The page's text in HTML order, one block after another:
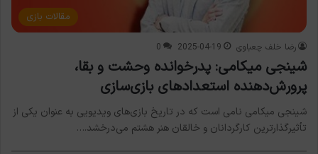
مقالات بازی
رضا خلف چعباوی 2025-04-19
0
شینجی میکامی: پدرخوانده وحشت و بقا،
پرورش‌دهنده استعدادهای بازی‌سازی
شینجی میکامی نامی است که در تاریخ بازی‌های ویدیویی به عنوان یکی از
تأثیرگذارترین کارگردانان و خالقان هنر هشتم می‌درخشد.…